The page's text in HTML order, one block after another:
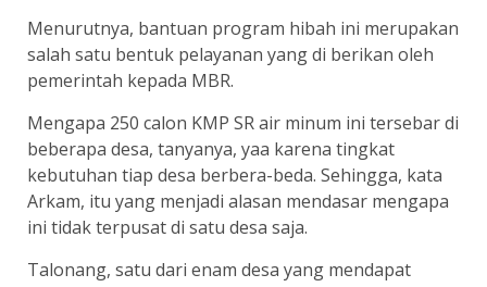
Menurutnya, bantuan program hibah ini merupakan
salah satu bentuk pelayanan yang di berikan oleh
pemerintah kepada MBR.
Mengapa 250 calon KMP SR air minum ini tersebar di
beberapa desa, tanyanya, yaa karena tingkat
kebutuhan tiap desa berbera-beda. Sehingga, kata
Arkam, itu yang menjadi alasan mendasar mengapa
ini tidak terpusat di satu desa saja.
Talonang, satu dari enam desa yang mendapat